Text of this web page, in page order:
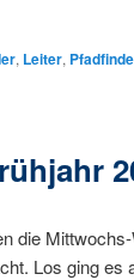
, Leiter,
die
Los ging es